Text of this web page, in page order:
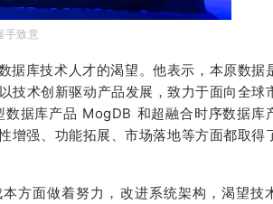
手致意
据库技术人才的渴望。他表示，本原数据
技术创新驱动产品发展，致力于面向全球
据库产品 MogDB 和超融合时序数据库
强、功能拓展、市场落地等方面都取得
方面做着努力，改进系统架构，渴望技